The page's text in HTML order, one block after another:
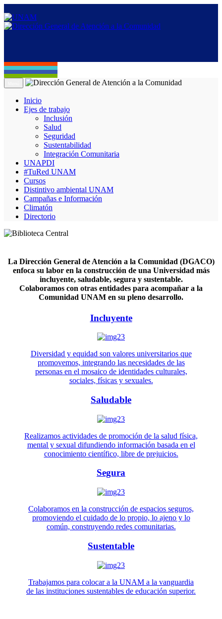
Inicio
Ejes de trabajo
Inclusión
Salud
Seguridad
Sustentabilidad
Integración Comunitaria
UNAPDI
#TuRed UNAM
Cursos
Distintivo ambiental UNAM
Campañas e Información
Climatón
Directorio
La Dirección General de Atención a la Comunidad (DGACO)
enfoca su labor en la construcción de una Universidad más
incluyente, saludable, segura y sustentable.
Colaboramos con otras entidades para acompañar a la
Comunidad UNAM en su pleno desarrollo.
Incluyente
Diversidad y equidad son valores universitarios que
promovemos, integrando las necesidades de las
personas en el mosaico de identidades culturales,
sociales, físicas y sexuales.
Saludable
Realizamos actividades de promoción de la salud física,
mental y sexual difundiendo información basada en el
conocimiento científico, libre de prejuicios.
Segura
Colaboramos en la construcción de espacios seguros,
promoviendo el cuidado de lo propio, lo ajeno y lo
común, construyendo redes comunitarias.
Sustentable
Trabajamos para colocar a la UNAM a la vanguardia
de las instituciones sustentables de educación superior.